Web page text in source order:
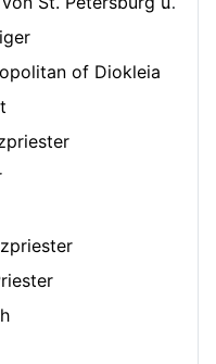
of Diokleia